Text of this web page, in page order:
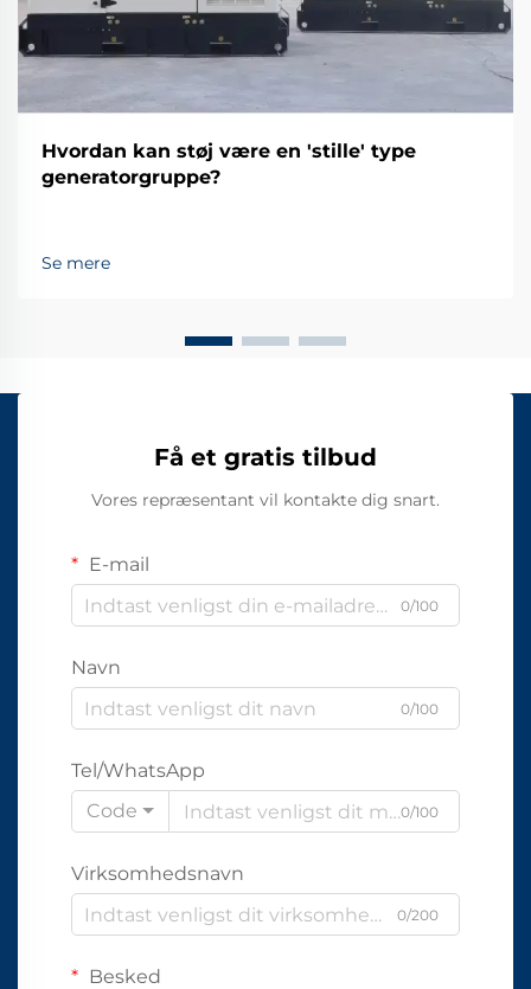
Hvordan kan støj være en 'stille' type
generatorgruppe?
Se mere
Få et gratis tilbud
Vores repræsentant vil kontakte dig snart.
E-mail
0/100
Navn
0/100
Tel/WhatsApp
Code
0/100
Virksomhedsnavn
0/200
Besked